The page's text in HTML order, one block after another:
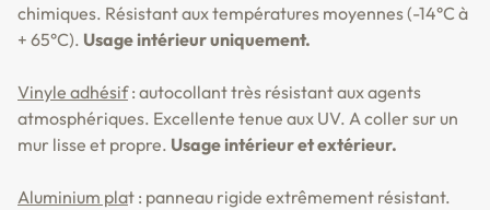
chimiques. Résistant aux températures moyennes (-14°C à
+ 65°C). Usage intérieur uniquement.
Vinyle adhésif: autocollant très résistant aux agents
atmosphériques. Excellente tenue aux UV. A coller sur un
mur lisse et propre. Usage intérieur et extérieur.
Aluminium plat : panneau rigide extrêmement résistant.